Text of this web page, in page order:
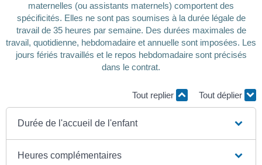
maternelles (ou assistants maternels) comportent des
spécificités. Elles ne sont pas soumises à la durée légale de
travail de 35 heures par semaine. Des durées maximales de
travail, quotidienne, hebdomadaire et annuelle sont imposées. Les
jours fériés travaillés et le repos hebdomadaire sont précisés
dans le contrat.
Tout replier Tout déplier
Durée de l'accueil de l'enfant
Heures complémentaires